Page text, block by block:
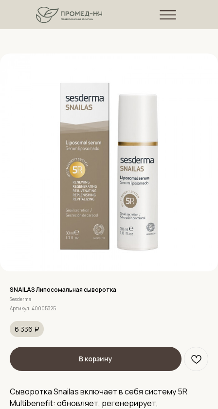
SNAILAS Липосомальная сыворотка
Sesderma
Артикул: 40005325
6 336 ₽
В корзину
Сыворотка Snailas включает в себя систему 5R
Multibenefit: обновляет, регенерирует,